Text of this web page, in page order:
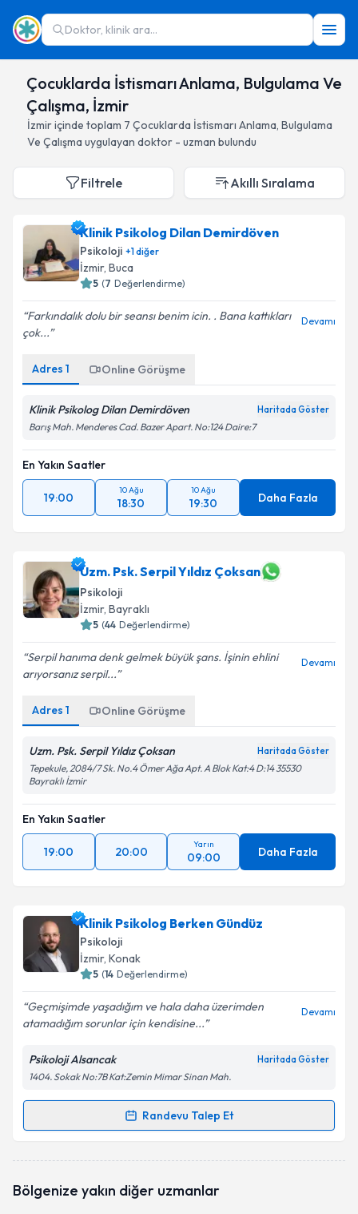
Doktor, klinik ara...
Çocuklarda İstismarı Anlama, Bulgulama Ve
Çalışma, İzmir
İzmiriçinde toplam 7 Çocuklarda İstismarı Anlama, Bulgulama
Ve Çalışma uygulayan doktor - uzman bulundu
Filtrele Akıllı Sıralama
Klinik Psikolog Dilan Demirdöven
Psikoloji +1diğer
İzmir, Buca
5 (7 Değerlendirme)
Farkındalık dolu bir seansı benim icin. . Bana kattıkları
çok...
Devamı
Adres 1 Online Görüşme
Klinik Psikolog Dilan Demirdöven Haritada Göster
Barış Mah. Menderes Cad. Bazer Apart. No:124 Daire:7
En Yakın Saatler
19:00
10 Ağu
18:30
10 Ağu
19:30 Daha Fazla
Uzm. Psk. Serpil Yıldız Çoksan
Psikoloji
İzmir, Bayraklı
5 (44 Değerlendirme)
Serpil hanıma denk gelmek büyük şans. İşinin ehlini
arıyorsanız serpil...
Devamı
Adres 1 Online Görüşme
Uzm. Psk. Serpil Yıldız Çoksan Haritada Göster
Tepekule, 2084/7 Sk. No.4 Ömer Ağa Apt. A Blok Kat:4 D:14 35530
Bayraklı İzmir
En Yakın Saatler
19:00 20:00
Yarın
09:00 Daha Fazla
Klinik Psikolog Berken Gündüz
Psikoloji
İzmir, Konak
5 (14 Değerlendirme)
Geçmişimde yaşadığım ve hala daha üzerimden
atamadığım sorunlar için kendisine...
Devamı
Psikoloji Alsancak Haritada Göster
1404. Sokak No:7B Kat:Zemin Mimar Sinan Mah.
Randevu Talep Et
Randevu Takvimi Talebi
talebi oluşturun. Size bu uzmandan randevu almanız
Bölgenize yakın diğer uzmanlar